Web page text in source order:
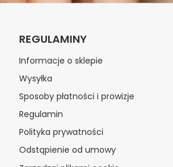
REGULAMINY
Informacje o sklepie
Wysyłka
Sposoby płatności i prowizje
Regulamin
Polityka prywatności
Odstąpienie od umowy